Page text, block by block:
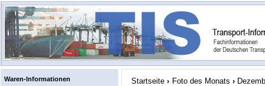
Waren-Informationen Startseite › Foto des Monats ›